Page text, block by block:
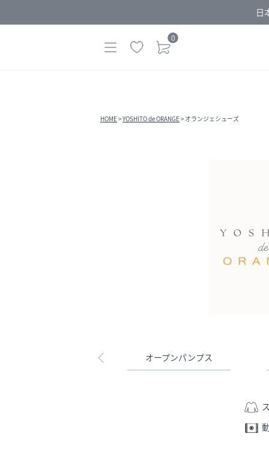
日
0
HOME YOSHITO de ORANGE オランジェシューズ
オープンパンプス